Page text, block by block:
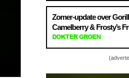
Zomer-update over
Camelberry & Frosty’s
DOKTER GROEN